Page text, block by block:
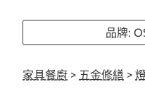
品牌:
家具餐廚 > 五金修繕 >